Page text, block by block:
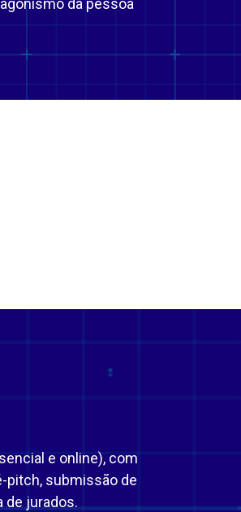
e online), com
pitch, submissão de
de jurados.